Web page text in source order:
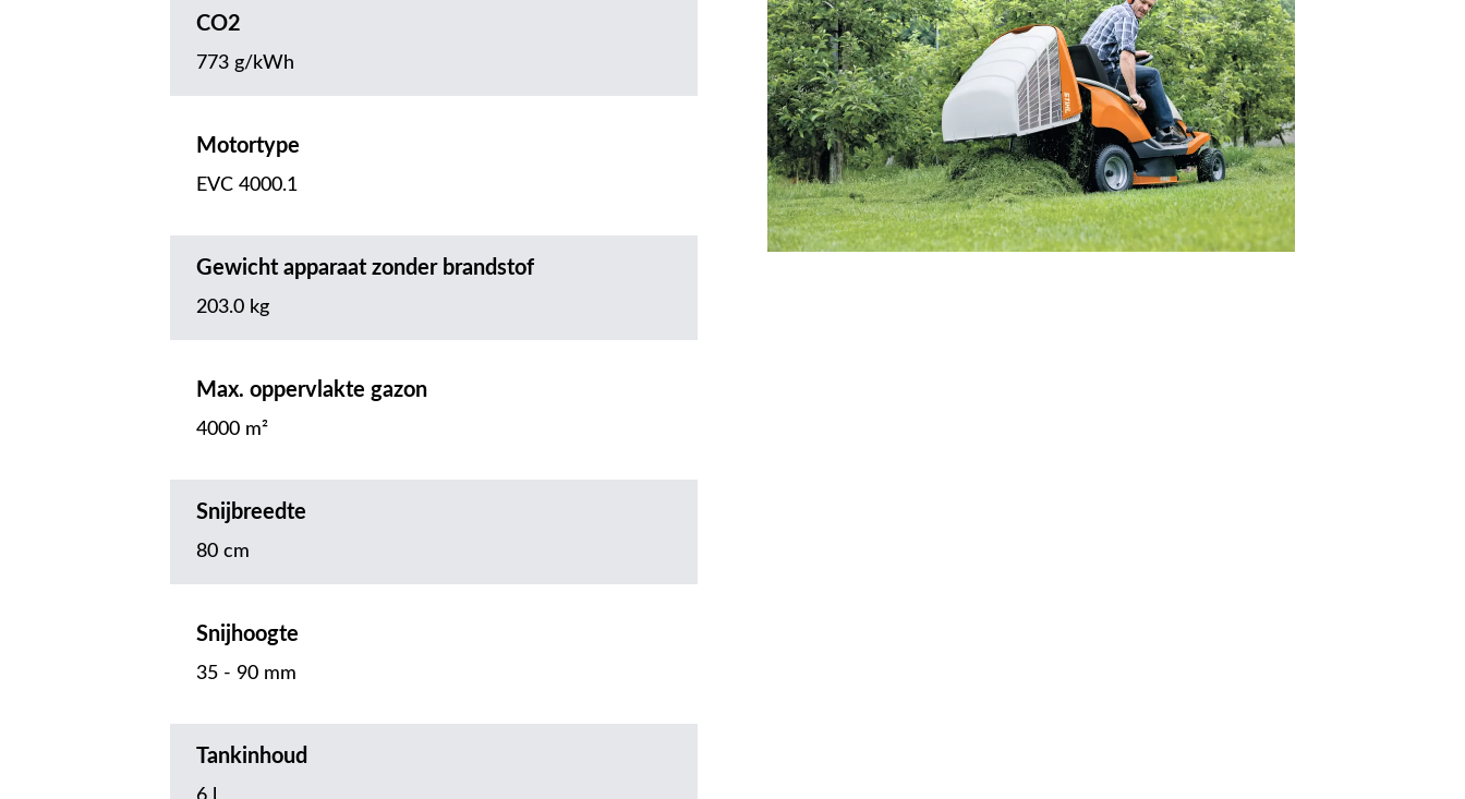
CO2
773 g/kWh
Motortype
EVC 4000.1
Gewicht apparaat zonder brandstof
203.0 kg
Max. oppervlakte gazon
4000 m²
Snijbreedte
80 cm
Snijhoogte
35 - 90 mm
Tankinhoud